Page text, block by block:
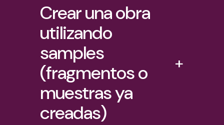
Crear una obra
utilizando
samples
(fragmentos o
muestras ya
creadas)
+